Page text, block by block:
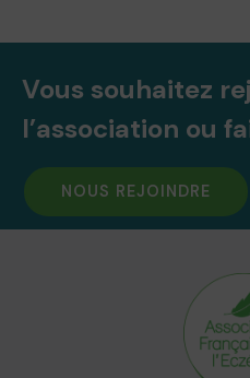
Vous souhaitez
l’association ou
NOUS REJOINDRE